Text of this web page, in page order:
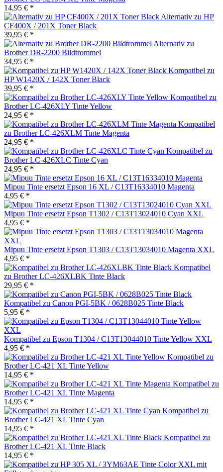
14,95 € *
Alternativ zu HP
CF400X / 201X Toner Black
39,95 € *
Alternativ zu
Brother DR-2200 Bildtrommel
34,95 € *
Kompatibel zu
HP W1420X / 142X Toner Black
39,95 € *
Kompatibel zu
Brother LC-426XLY Tinte Yellow
24,95 € *
Kompatibel
zu Brother LC-426XLM Tinte Magenta
24,95 € *
Kompatibel zu
Brother LC-426XLC Tinte Cyan
24,95 € *
Mipuu Tinte ersetzt Epson 16 XL / C13T16334010 Magenta
4,95 € *
Mipuu Tinte ersetzt Epson T1302 / C13T13024010 Cyan XXL
4,95 € *
Mipuu Tinte ersetzt Epson T1303 / C13T13034010 Magenta XXL
4,95 € *
Kompatibel
zu Brother LC-426XLBK Tinte Black
29,95 € *
Kompatibel zu Canon PGI-5BK / 0628B025 Tinte Black
5,95 € *
Kompatibel zu Epson T1304 / C13T13044010 Tinte Yellow XXL
4,95 € *
Kompatibel zu
Brother LC-421 XL Tinte Yellow
14,95 € *
Kompatibel zu
Brother LC-421 XL Tinte Magenta
14,95 € *
Kompatibel zu
Brother LC-421 XL Tinte Cyan
14,95 € *
Kompatibel zu
Brother LC-421 XL Tinte Black
14,95 € *